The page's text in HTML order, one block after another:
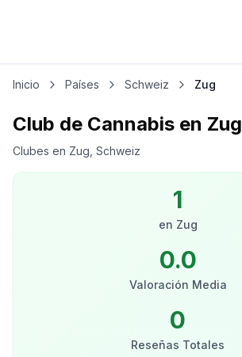
Inicio Países Schweiz Zug
Club de Cannabis en Zug
Clubes en Zug, Schweiz
1
en Zug
0.0
Valoración Media
0
Reseñas Totales